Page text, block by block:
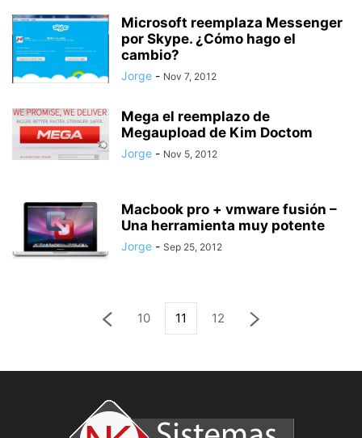
Microsoft reemplaza Messenger
por Skype. ¿Cómo hago el
cambio?
Jorge - Nov 7, 2012
Mega el reemplazo de
Megaupload de Kim Doctom
Jorge - Nov 5, 2012
Macbook pro + vmware fusión –
Una herramienta muy potente
Jorge - Sep 25, 2012
10 11 12